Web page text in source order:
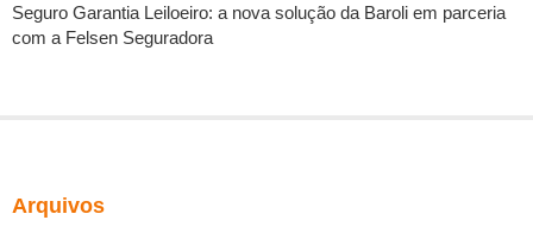
Seguro Garantia Leiloeiro: a nova solução da Baroli em parceria
com a Felsen Seguradora
Arquivos